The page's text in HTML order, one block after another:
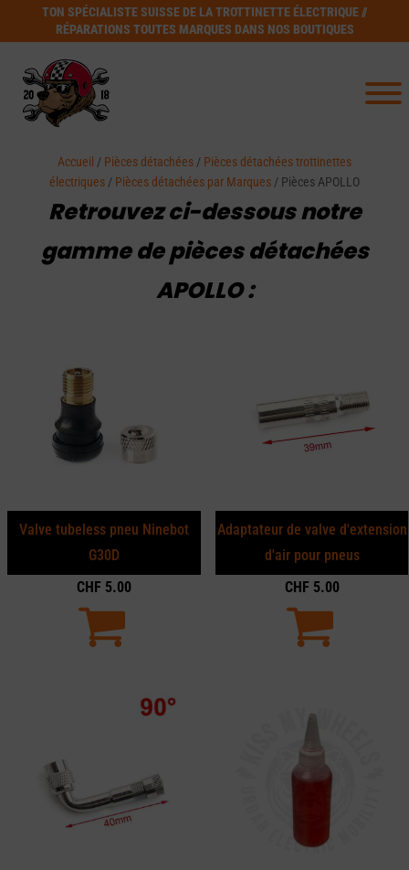
TON SPÉCIALISTE SUISSE DE LA TROTTINETTE ÉLECTRIQUE //
RÉPARATIONS TOUTES MARQUES DANS NOS BOUTIQUES
Accueil / Pièces détachées / Pièces détachées trottinettes
électriques / Pièces détachées par Marques / Pièces APOLLO
Retrouvez ci-dessous notre
gamme de pièces détachées
APOLLO :
Valve tubeless pneu Ninebot
G30D
CHF 5.00
Adaptateur de valve d'extension
d'air pour pneus
CHF 5.00